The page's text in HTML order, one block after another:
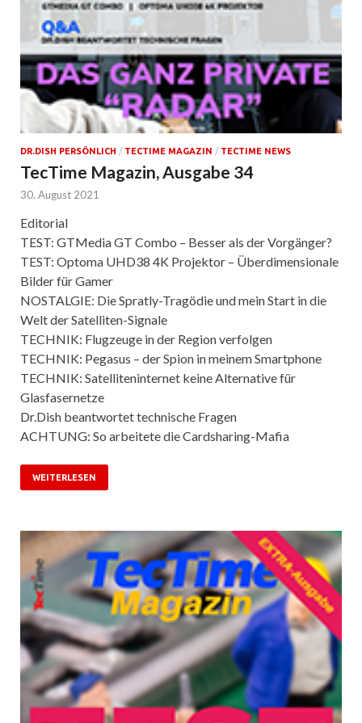
DR.DISH PERSÖNLICH / TECTIME MAGAZIN / TECTIME NEWS
TecTime Magazin, Ausgabe 34
30. August 2021
Editorial
TEST: GTMedia GT Combo – Besser als der Vorgänger?
TEST: Optoma UHD38 4K Projektor – Überdimensionale
Bilder für Gamer
NOSTALGIE: Die Spratly-Tragödie und mein Start in die
Welt der Satelliten-Signale
TECHNIK: Flugzeuge in der Region verfolgen
TECHNIK: Pegasus – der Spion in meinem Smartphone
TECHNIK: Satelliteninternet keine Alternative für
Glasfasernetze
Dr.Dish beantwortet technische Fragen
ACHTUNG: So arbeitete die Cardsharing-Mafia
WEITERLESEN